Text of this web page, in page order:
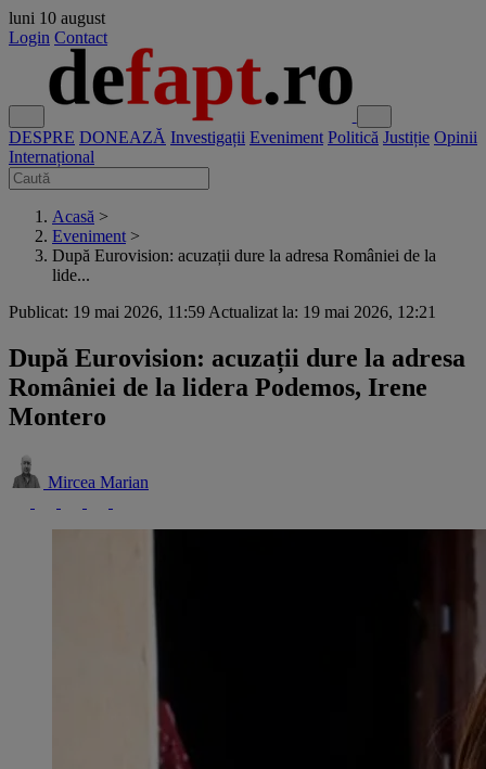
luni 10 august
Login Contact
DESPRE DONEAZĂ Investigații Eveniment Politică Justiție Opinii
Internațional
Acasă >
Eveniment >
După Eurovision: acuzații dure la adresa României de la
lide...
Publicat: 19 mai 2026, 11:59 Actualizat la: 19 mai 2026, 12:21
După Eurovision: acuzații dure la adresa
României de la lidera Podemos, Irene
Montero
Mircea Marian